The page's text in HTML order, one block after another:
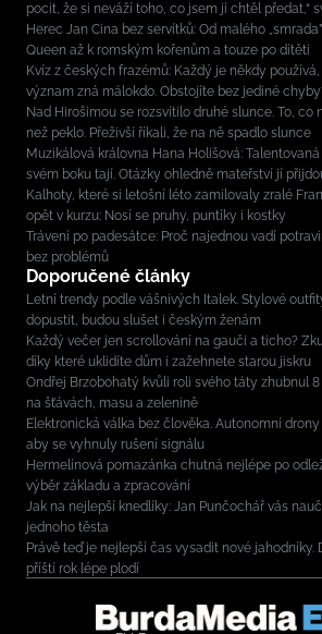
pocit, že si neváží toho, co jsem jí chtěl předat,“
Herec Jan Cina bez servítků: Od malého
Queen až k romským kořenům a touze po dítěti
Kvíz z českých frazémů: Každý je někdy
význam zná málokdo. Obstojíte bez jediné
Nad Hirošimou se rozsvítilo druhé slunce. To, co
než peklo. Přeživší říkali, že na ně spadlo slunce
Muzikálová královna Hana Holišová:
svém boku tají. Otázky ohledně mateřství jí
Kalhoty, které si letošní léto zamilovaly zralé
opět v kurzu: Nosí se pruhy, puntíky i kostky
Trávení po padesátce: Proč najednou vadí
bez problémů
Doporučené články
Letní trendy podle vášnivých Italek. Stylové
dopustit, budou slušet i českým ženám
Každý večer jen scrollování na gauči a ticho?
díky které uklidíte dům i zažehnete starou jiskru
Ondřej Brzobohatý kvůli roli svého táty zhubnul
na šťávách, masu a zelenině
Elektronická válka bez člověka. Autonomní
aby se vyhnuly rušení signálu
Hermelínová pomazánka chutná nejlépe po
výběr základu a zpracování
Jak na nejlepší knedlíky: Jan Punčochář vás
jednoho těsta
Právě teď je nejlepší čas vysadit nové jahodníky.
příští rok lépe plodí